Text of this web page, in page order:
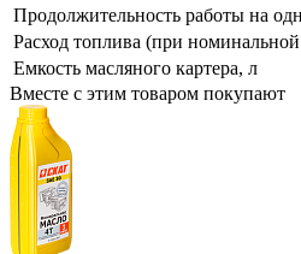
Продолжительность работы на
Расход топлива (при номинальной
Емкость масляного картера, л
Вместе с этим товаром покупают